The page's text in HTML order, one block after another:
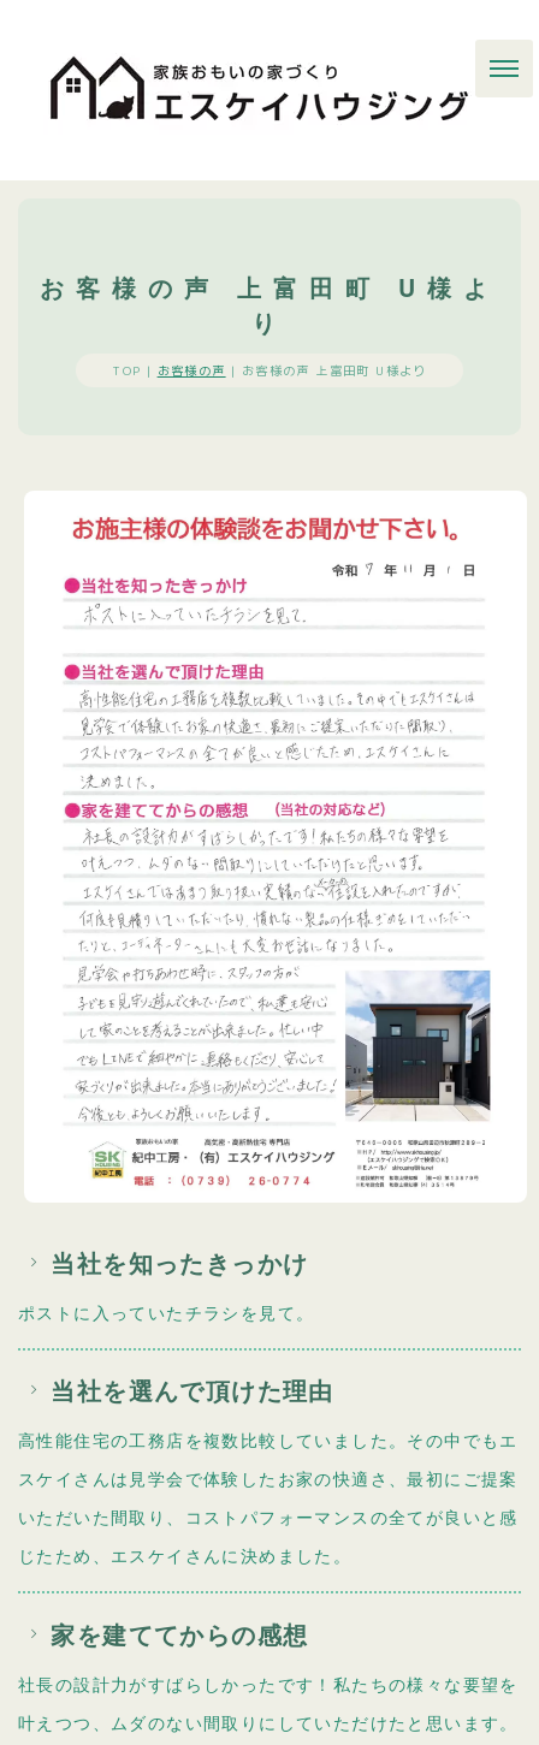
お客様の声 上富田町 U様よ
り
TOP | お客様の声 | お客様の声 上富田町 U様より
当社を知ったきっかけ
ポストに入っていたチラシを見て。
当社を選んで頂けた理由
高性能住宅の工務店を複数比較していました。その中でもエ
スケイさんは見学会で体験したお家の快適さ、最初にご提案
いただいた間取り、コストパフォーマンスの全てが良いと感
じたため、エスケイさんに決めました。
家を建ててからの感想
社長の設計力がすばらしかったです！私たちの様々な要望を
叶えつつ、ムダのない間取りにしていただけたと思います。